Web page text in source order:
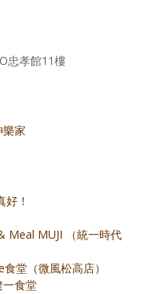
忠孝館11樓
家
！
Meal MUJI （統一時代
堂（微風松高店）
食堂